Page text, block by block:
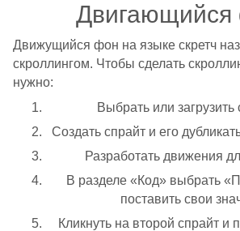
Двигающийся
Движущийся фон на языке скретч
скроллингом. Чтобы сделать
нужно:
Выбрать или
Создать спрайт и его
Разработать движения
В разделе «Код» выбрать
поставить свои
Кликнуть на второй спрайт и